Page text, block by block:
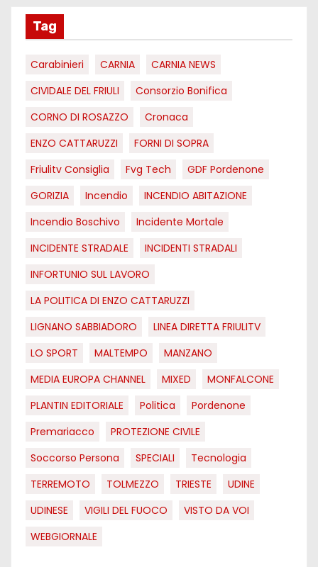
Tag
Carabinieri CARNIA
CARNIA NEWS
CIVIDALE DEL FRIULI
Consorzio Bonifica
CORNO DI ROSAZZO
Cronaca
ENZO CATTARUZZI
FORNI DI SOPRA
Friulitv Consiglia
Fvg Tech
GDF Pordenone
GORIZIA
Incendio
INCENDIO ABITAZIONE
Incendio Boschivo
Incidente Mortale
INCIDENTE STRADALE
INCIDENTI STRADALI
INFORTUNIO SUL LAVORO
LA POLITICA DI ENZO CATTARUZZI
LIGNANO SABBIADORO
LINEA DIRETTA FRIULITV
LO SPORT
MALTEMPO
MANZANO
MEDIA EUROPA CHANNEL
MIXED
MONFALCONE
PLANTIN EDITORIALE
Politica
Pordenone
Premariacco
PROTEZIONE CIVILE
Soccorso Persona
SPECIALI
Tecnologia
TERREMOTO
TOLMEZZO TRIESTE
UDINE
UDINESE
VIGILI DEL FUOCO
VISTO DA VOI
WEBGIORNALE